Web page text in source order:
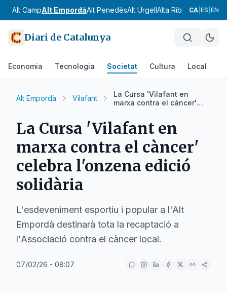
Alt CampAlt EmpordàAlt PenedèsAlt UrgellAlta RibagorçaAnoia
CA ES EN
Diari de Catalunya
Economia Tecnologia Societat Cultura Local
Alt Empordà Vilafant
La Cursa 'Vilafant en
marxa contra el càncer'
solidària
La Cursa 'Vilafant en
marxa contra el càncer'
celebra l'onzena edició
solidària
L'esdeveniment esportiu i popular a l'Alt
Empordà destinarà tota la recaptació a
l'Associació contra el càncer local.
07/02/26 - 08:07